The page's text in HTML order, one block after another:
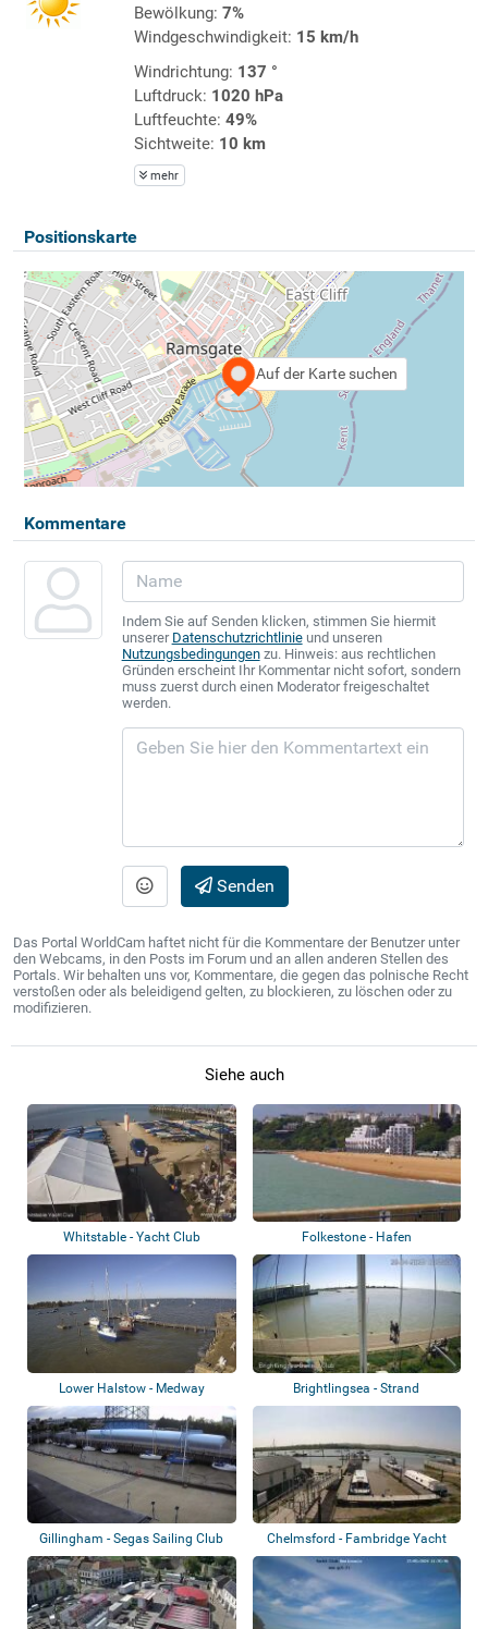
Bewölkung: 7%
Windgeschwindigkeit: 15 km/h
Windrichtung: 137 °
Luftdruck: 1020 hPa
Luftfeuchte: 49%
Sichtweite: 10 km
mehr
Positionskarte
Auf der Karte suchen
Kommentare
Indem Sie auf Senden klicken, stimmen Sie hiermit
unserer Datenschutzrichtlinieund unseren
Nutzungsbedingungenzu. Hinweis: aus rechtlichen
Gründen erscheint Ihr Kommentar nicht sofort, sondern
muss zuerst durch einen Moderator freigeschaltet
werden.
Senden
Das Portal WorldCam haftet nicht für die Kommentare der Benutzer unter
den Webcams, in den Posts im Forum und an allen anderen Stellen des
Portals. Wir behalten uns vor, Kommentare, die gegen das polnische Recht
verstoßen oder als beleidigend gelten, zu blockieren, zu löschen oder zu
modifizieren.
Siehe auch
Whitstable - Yacht Club Folkestone - Hafen
Lower Halstow - Medway Brightlingsea - Strand
Gillingham - Segas Sailing Club
Chelmsford - Fambridge Yacht
Haven